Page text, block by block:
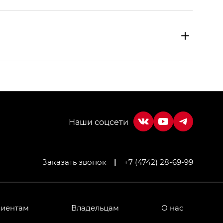
— GX PREMIUM, Джи Эти — GT, Джи Эль —
— GB AWD, Джи Эль Полный привод —
Заказать звонок | +7 (4742) 28-69-99
Владельцам О нас